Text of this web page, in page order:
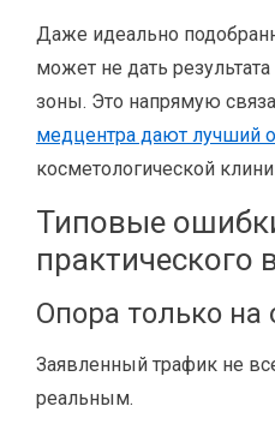
Даже идеально
может не дать
зоны. Это напрямую
медцентра дают лучший
косметологической
Типовые
практического
Опора только на
Заявленный трафик не
реальным.